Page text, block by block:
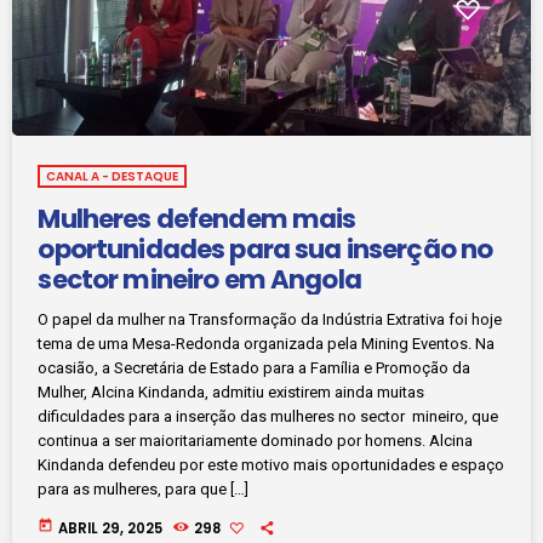
CANAL A - DESTAQUE
Mulheres defendem mais
oportunidades para sua inserção no
sector mineiro em Angola
O papel da mulher na Transformação da Indústria Extrativa foi hoje
tema de uma Mesa-Redonda organizada pela Mining Eventos. Na
ocasião, a Secretária de Estado para a Família e Promoção da
Mulher, Alcina Kindanda, admitiu existirem ainda muitas
dificuldades para a inserção das mulheres no sector mineiro, que
continua a ser maioritariamente dominado por homens. Alcina
Kindanda defendeu por este motivo mais oportunidades e espaço
para as mulheres, para que […]
today ABRIL 29, 2025 298